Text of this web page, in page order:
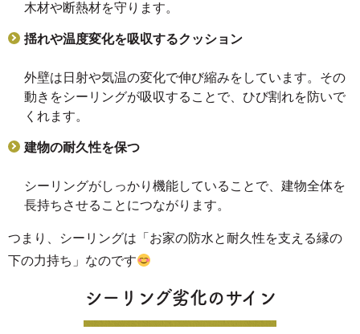
木材や断熱材を守ります。
揺れや温度変化を吸収するクッション
外壁は日射や気温の変化で伸び縮みをしています。その
動きをシーリングが吸収することで、ひび割れを防いで
くれます。
建物の耐久性を保つ
シーリングがしっかり機能していることで、建物全体を
長持ちさせることにつながります。
つまり、シーリングは「お家の防水と耐久性を支える縁の
下の力持ち」なのです
シーリング劣化のサイン